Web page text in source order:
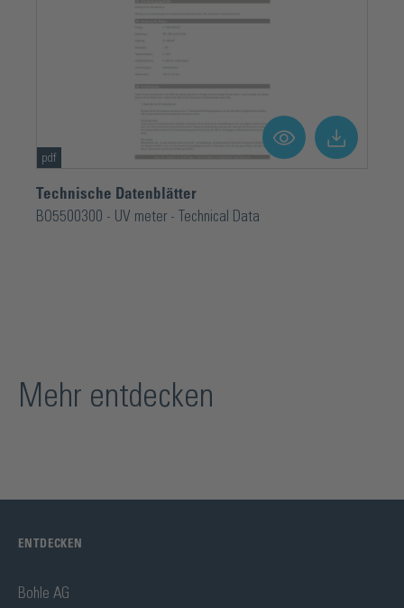
pdf
Technische Datenblätter
BO5500300 - UV meter - Technical Data
Mehr entdecken
ENTDECKEN
Bohle AG